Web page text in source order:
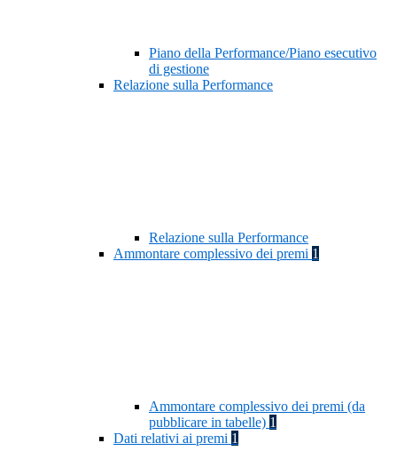
Piano della Performance/Piano esecutivo
di gestione
Relazione sulla Performance
Relazione sulla Performance
Ammontare complessivo dei premi 1
Ammontare complessivo dei premi (da
pubblicare in tabelle) 1
Dati relativi ai premi 1